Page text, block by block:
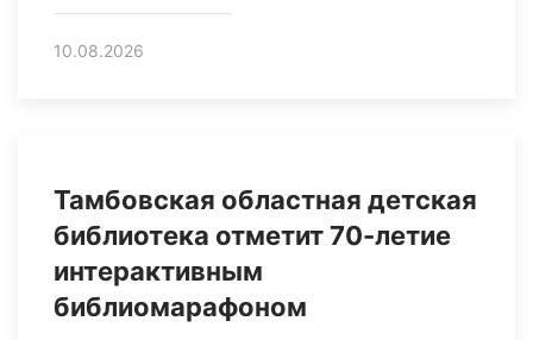
10.08.2026
Тамбовская областная детская
библиотека отметит 70-летие
интерактивным
библиомарафоном